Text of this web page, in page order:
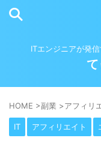
ITエンジニアが発
HOME >副業 >アフィリ
IT アフィリエイト